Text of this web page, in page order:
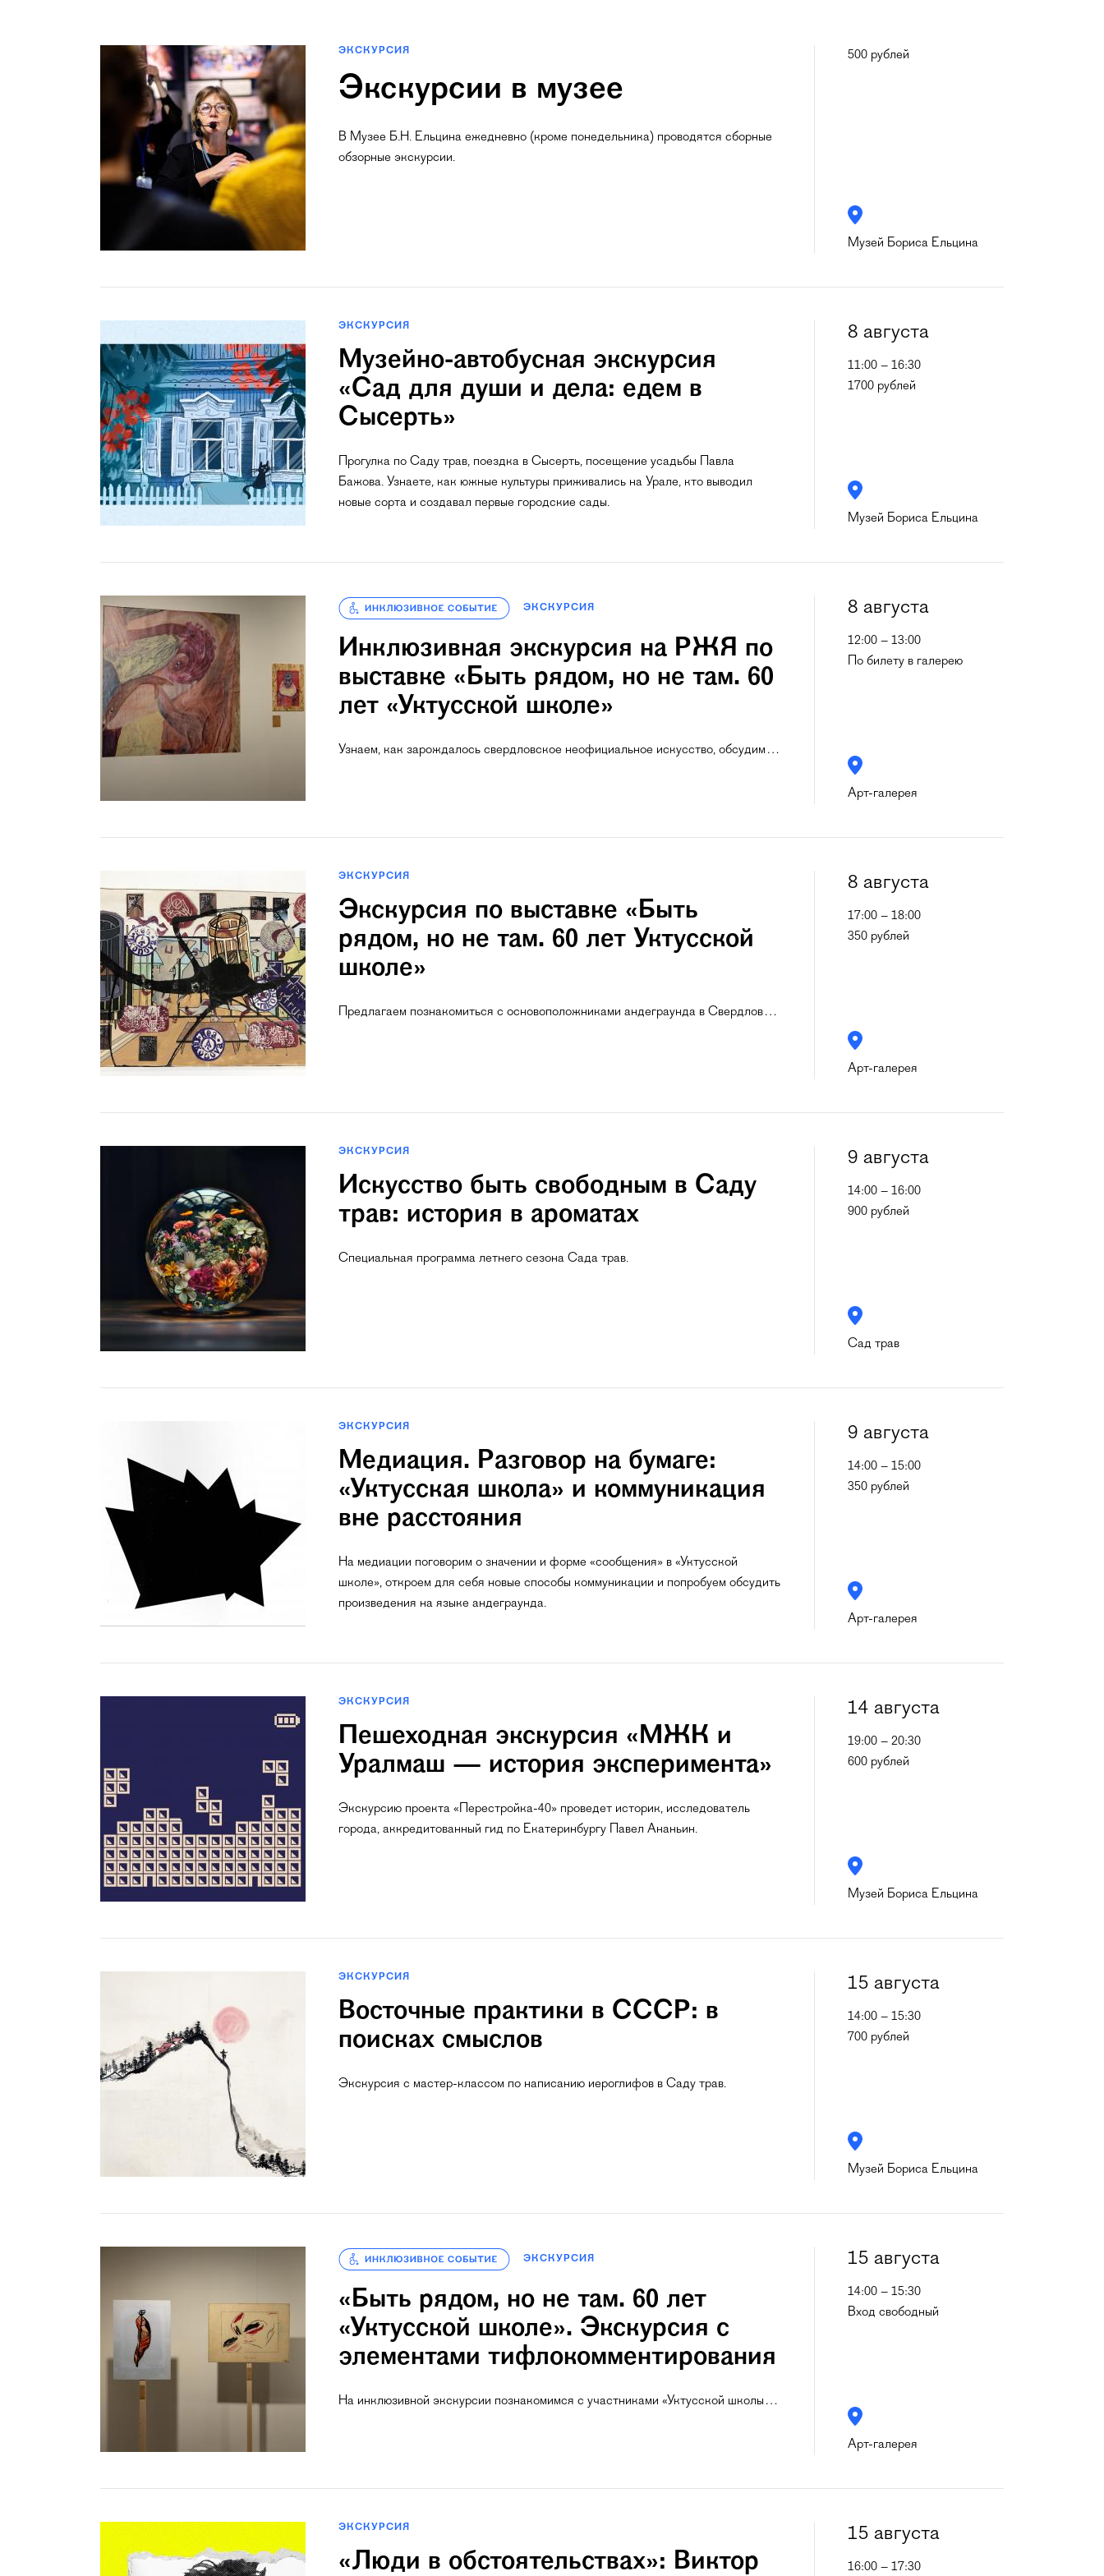
ЭКСКУРСИЯ
Экскурсии в музее
В Музее Б.Н. Ельцина ежедневно (кроме понедельника) ​проводятся сборные
обзорные экскурсии.
500 рублей
Музей Бориса Ельцина
ЭКСКУРСИЯ
Музейно-автобусная экскурсия
«Сад для души и дела: едем в
Сысерть»
Прогулка по Саду трав, поездка в Сысерть, посещение усадьбы Павла
Бажова. Узнаете, как южные культуры приживались на Урале, кто выводил
новые сорта и создавал первые городские сады.
8 августа
11:00 – 16:30
1700 рублей
Музей Бориса Ельцина
ЭКСКУРСИЯ
Инклюзивная экскурсия на РЖЯ по
выставке «Быть рядом, но не там. 60
лет «Уктусской школе»
Узнаем, как зарождалось свердловское неофициальное искусство, обсудим …
8 августа
12:00 – 13:00
По билету в галерею
Арт-галерея
ЭКСКУРСИЯ
Экскурсия по выставке «Быть
рядом, но не там. 60 лет Уктусской
школе»
Предлагаем познакомиться с основоположниками андеграунда в Свердлов…
8 августа
17:00 – 18:00
350 рублей
Арт-галерея
ЭКСКУРСИЯ
Искусство быть свободным в Саду
трав: история в ароматах
Специальная программа летнего сезона Сада трав.
9 августа
14:00 – 16:00
900 рублей
Сад трав
ЭКСКУРСИЯ
Медиация. Разговор на бумаге:
«Уктусская школа» и коммуникация
вне расстояния
На медиации поговорим о значении и форме «сообщения» в «Уктусской
школе», откроем для себя новые способы коммуникации и попробуем обсудить
произведения на языке андеграунда.
9 августа
14:00 – 15:00
350 рублей
Арт-галерея
ЭКСКУРСИЯ
Пешеходная экскурсия «МЖК и
Уралмаш — история эксперимента»
Экскурсию проекта «Перестройка-40» проведет историк, исследователь
города, аккредитованный гид по Екатеринбургу Павел Ананьин.
14 августа
19:00 – 20:30
600 рублей
Музей Бориса Ельцина
ЭКСКУРСИЯ
Восточные практики в СССР: в
поисках смыслов
Экскурсия с мастер-классом по написанию иероглифов в Саду трав.
15 августа
14:00 – 15:30
700 рублей
Музей Бориса Ельцина
ЭКСКУРСИЯ
«Быть рядом, но не там. 60 лет
«Уктусской школе». Экскурсия с
элементами тифлокомментирования
На инклюзивной экскурсии познакомимся с участниками «Уктусской школы …
15 августа
14:00 – 15:30
Вход свободный
Арт-галерея
ЭКСКУРСИЯ
«Люди в обстоятельствах»: Виктор
15 августа
16:00 – 17:30